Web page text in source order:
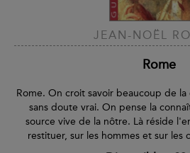
JEAN-NOËL
Rome
Rome. On croit savoir beaucoup de
sans doute vrai. On pense la
source vive de la nôtre. Là réside
restituer, sur les hommes et sur les